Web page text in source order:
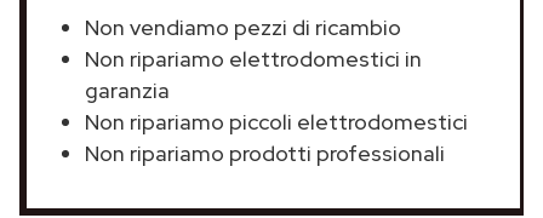
Non vendiamo pezzi di ricambio
Non ripariamo elettrodomestici in
garanzia
Non ripariamo piccoli elettrodomestici
Non ripariamo prodotti professionali